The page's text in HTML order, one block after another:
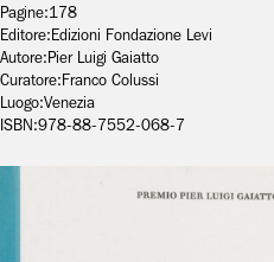
Pagine:178
Editore:Edizioni Fondazione Levi
Autore:Pier Luigi Gaiatto
Curatore:Franco Colussi
Luogo:Venezia
ISBN:978-88-7552-068-7